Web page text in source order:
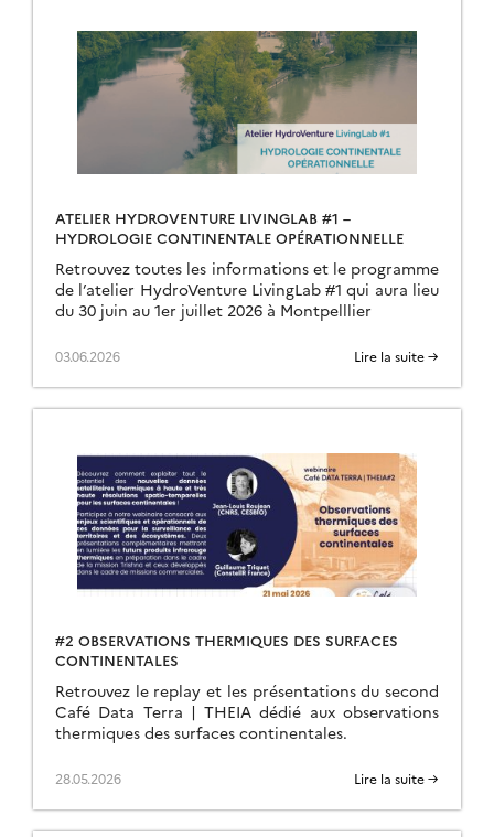
ATELIER HYDROVENTURE LIVINGLAB #1 –
HYDROLOGIE CONTINENTALE OPÉRATIONNELLE
Retrouvez toutes les informations et le programme
de l’atelier HydroVenture LivingLab #1 qui aura lieu
du 30 juin au 1er juillet 2026 à Montpelllier
03.06.2026 Lire la suite →
#2 OBSERVATIONS THERMIQUES DES SURFACES
CONTINENTALES
Retrouvez le replay et les présentations du second
Café Data Terra | THEIA dédié aux observations
thermiques des surfaces continentales.
28.05.2026 Lire la suite →